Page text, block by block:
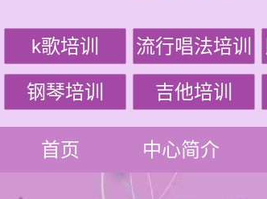
k歌培训 流行唱法培训
钢琴培训 吉他培训
首页 中心简介